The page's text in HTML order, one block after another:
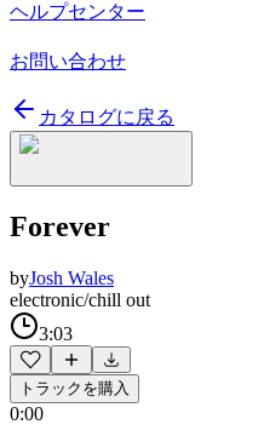
ヘルプセンター
お問い合わせ
カタログに戻る
Forever
byJosh Wales
electronic/chill out
3:03
トラックを購入
0:00